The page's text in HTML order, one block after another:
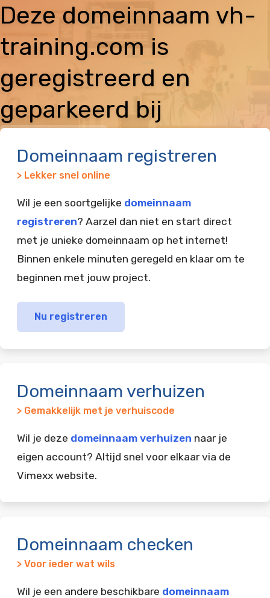
Deze domeinnaam vh-
training.com is
geregistreerd en
geparkeerd bij
Domeinnaam registreren
> Lekker snel online
Wil je een soortgelijke domeinnaam
registreren? Aarzel dan niet en start direct
met je unieke domeinnaam op het internet!
Binnen enkele minuten geregeld en klaar om te
beginnen met jouw project.
Nu registreren
Domeinnaam verhuizen
> Gemakkelijk met je verhuiscode
Wil je deze domeinnaam verhuizen naar je
eigen account? Altijd snel voor elkaar via de
Vimexx website.
Domeinnaam checken
> Voor ieder wat wils
Wil je een andere beschikbare domeinnaam